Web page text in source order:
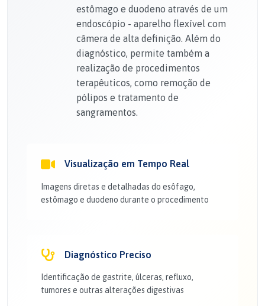
estômago e duodeno através de um
endoscópio - aparelho flexível com
câmera de alta definição. Além do
diagnóstico, permite também a
realização de procedimentos
terapêuticos, como remoção de
pólipos e tratamento de
sangramentos.
Visualização em Tempo Real
Imagens diretas e detalhadas do esôfago,
estômago e duodeno durante o procedimento
Diagnóstico Preciso
Identificação de gastrite, úlceras, refluxo,
tumores e outras alterações digestivas